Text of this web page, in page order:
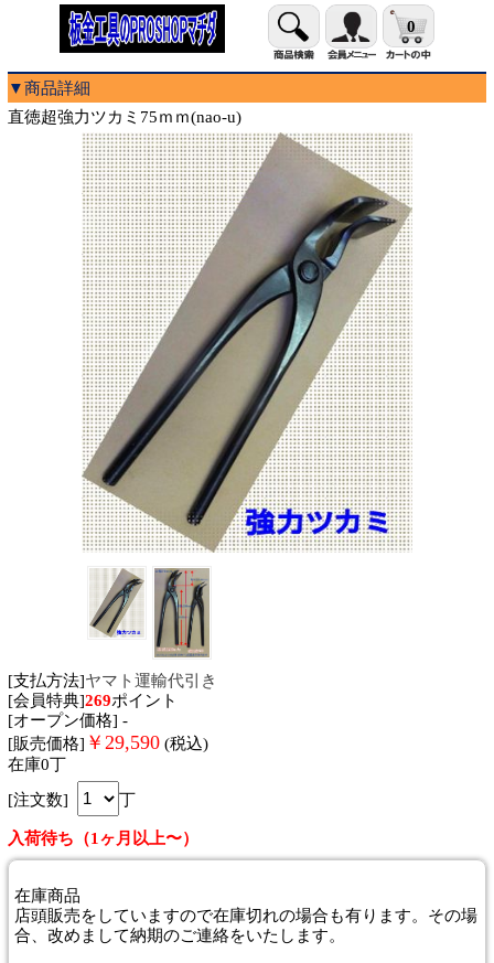
0
▼商品詳細
直徳超強力ツカミ75ｍｍ(nao-u)
[支払方法]ヤマト運輸代引き
[会員特典]269ポイント
[オープン価格] -
[販売価格] ￥ 29,590 (税込)
在庫0丁
[注文数]
丁
入荷待ち（1ヶ月以上〜）
在庫商品
店頭販売をしていますので在庫切れの場合も有ります。その場
合、改めまして納期のご連絡をいたします。